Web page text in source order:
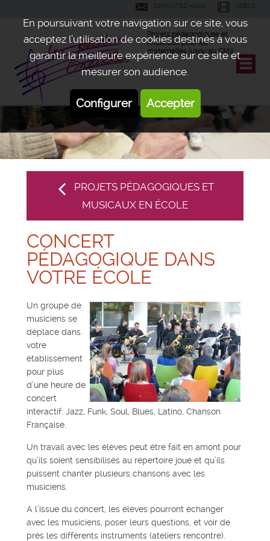
En poursuivant votre navigation sur ce site, vous
acceptez l’utilisation de cookies destinés à vous
garantir la meilleure expérience sur ce site et
mesurer son audience.
Configurer Accepter
CONTACTEZ-NOUS VIDÉOS
Projets pédagogiques et
musicaux pour les
maternelles jusqu'au CM2
PROJETS PÉDAGOGIQUES ET
MUSICAUX EN ÉCOLE
CONCERT
PÉDAGOGIQUE DANS
VOTRE ÉCOLE
Un groupe de
musiciens se
déplace dans
votre
établissement
pour plus
d’une heure de
concert
interactif: Jazz, Funk, Soul, Blues, Latino, Chanson
Française.
Un travail avec les élèves peut être fait en amont pour
qu’ils soient sensibilisés au répertoire joué et qu’ils
puissent chanter plusieurs chansons avec les
musiciens.
A l’issue du concert, les élèves pourront échanger
avec les musiciens, poser leurs questions, et voir de
près les différents instruments (ateliers rencontre).